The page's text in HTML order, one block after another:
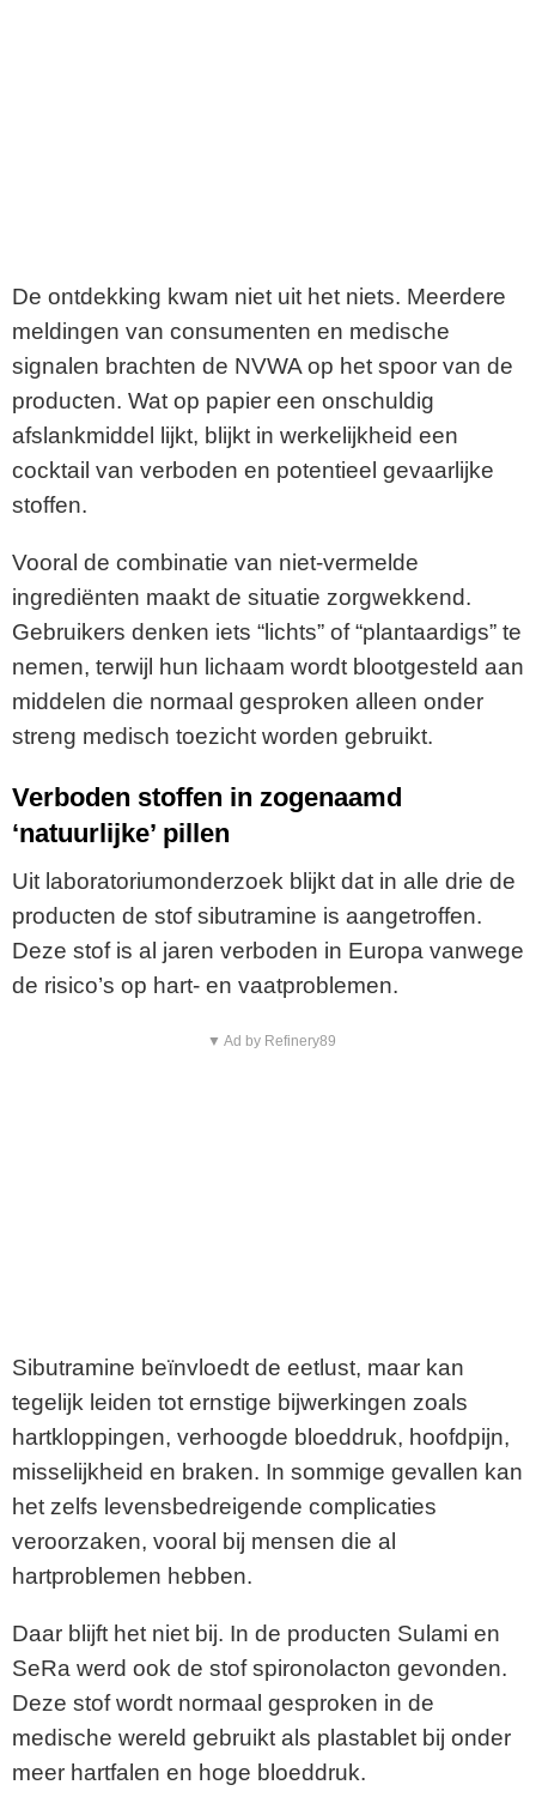
De ontdekking kwam niet uit het niets. Meerdere
meldingen van consumenten en medische
signalen brachten de NVWA op het spoor van de
producten. Wat op papier een onschuldig
afslankmiddel lijkt, blijkt in werkelijkheid een
cocktail van verboden en potentieel gevaarlijke
stoffen.
Vooral de combinatie van niet-vermelde
ingrediënten maakt de situatie zorgwekkend.
Gebruikers denken iets “lichts” of “plantaardigs” te
nemen, terwijl hun lichaam wordt blootgesteld aan
middelen die normaal gesproken alleen onder
streng medisch toezicht worden gebruikt.
Verboden stoffen in zogenaamd
‘natuurlijke’ pillen
Uit laboratoriumonderzoek blijkt dat in alle drie de
producten de stof sibutramine is aangetroffen.
Deze stof is al jaren verboden in Europa vanwege
de risico’s op hart- en vaatproblemen.
▼ Ad by Refinery89
Sibutramine beïnvloedt de eetlust, maar kan
tegelijk leiden tot ernstige bijwerkingen zoals
hartkloppingen, verhoogde bloeddruk, hoofdpijn,
misselijkheid en braken. In sommige gevallen kan
het zelfs levensbedreigende complicaties
veroorzaken, vooral bij mensen die al
hartproblemen hebben.
Daar blijft het niet bij. In de producten Sulami en
SeRa werd ook de stof spironolacton gevonden.
Deze stof wordt normaal gesproken in de
medische wereld gebruikt als plastablet bij onder
meer hartfalen en hoge bloeddruk.